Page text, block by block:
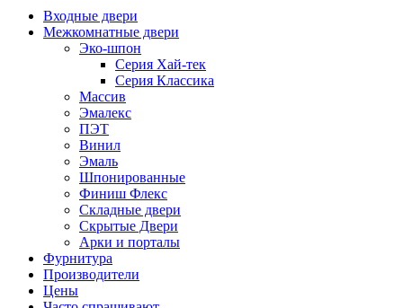
Входные двери
Межкомнатные двери
Эко-шпон
Серия Хай-тек
Серия Классика
Массив
Эмалекс
ПЭТ
Винил
Эмаль
Шпонированные
Финиш Флекс
Складные двери
Скрытые Двери
Арки и порталы
Фурнитура
Производители
Цены